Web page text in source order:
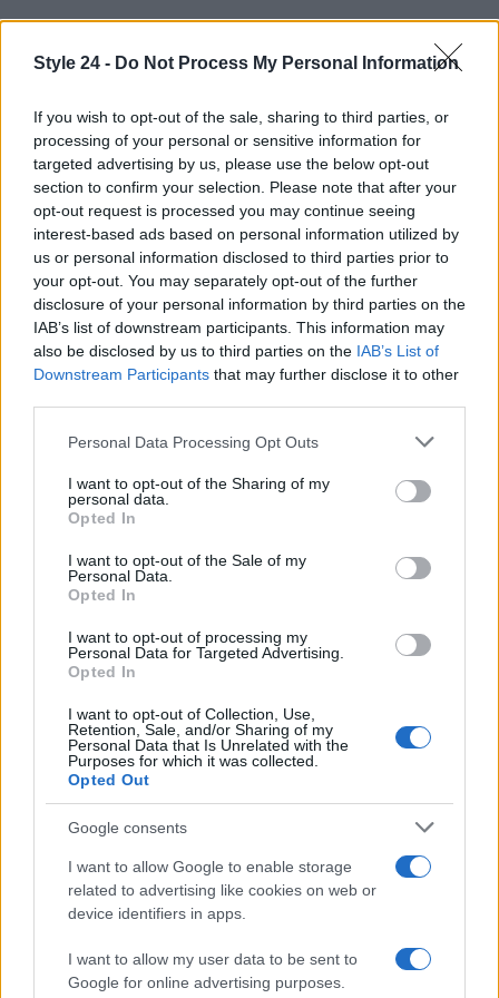
Style 24 - Do Not Process My Personal Information
If you wish to opt-out of the sale, sharing to third parties, or
processing of your personal or sensitive information for
targeted advertising by us, please use the below opt-out
section to confirm your selection. Please note that after your
opt-out request is processed you may continue seeing
interest-based ads based on personal information utilized by
us or personal information disclosed to third parties prior to
your opt-out. You may separately opt-out of the further
disclosure of your personal information by third parties on the
IAB’s list of downstream participants. This information may
also be disclosed by us to third parties on the IAB’s List of
Downstream Participants that may further disclose it to other
Please note that this website/app uses one or more Google
not limited to your visit or usage behaviour. You may click to
grant or deny consent to Google and its third-party tags to
use your data for below specified purposes in below Google
consent section.
Personal Data Processing Opt Outs
I want to opt-out of the Sharing of my
personal data.
Opted In
I want to opt-out of the Sale of my
Personal Data.
Opted In
I want to opt-out of processing my
Personal Data for Targeted Advertising.
Opted In
I want to opt-out of Collection, Use,
Retention, Sale, and/or Sharing of my
Personal Data that Is Unrelated with the
Purposes for which it was collected.
Opted Out
Google consents
I want to allow Google to enable storage
related to advertising like cookies on web or
device identifiers in apps.
I want to allow my user data to be sent to
Google for online advertising purposes.
Continua a leggere
Come il face icing può trasformare la tua routine di
bellezza
Cristian Castiglioni · 9 Ago 2026
BELLEZZA